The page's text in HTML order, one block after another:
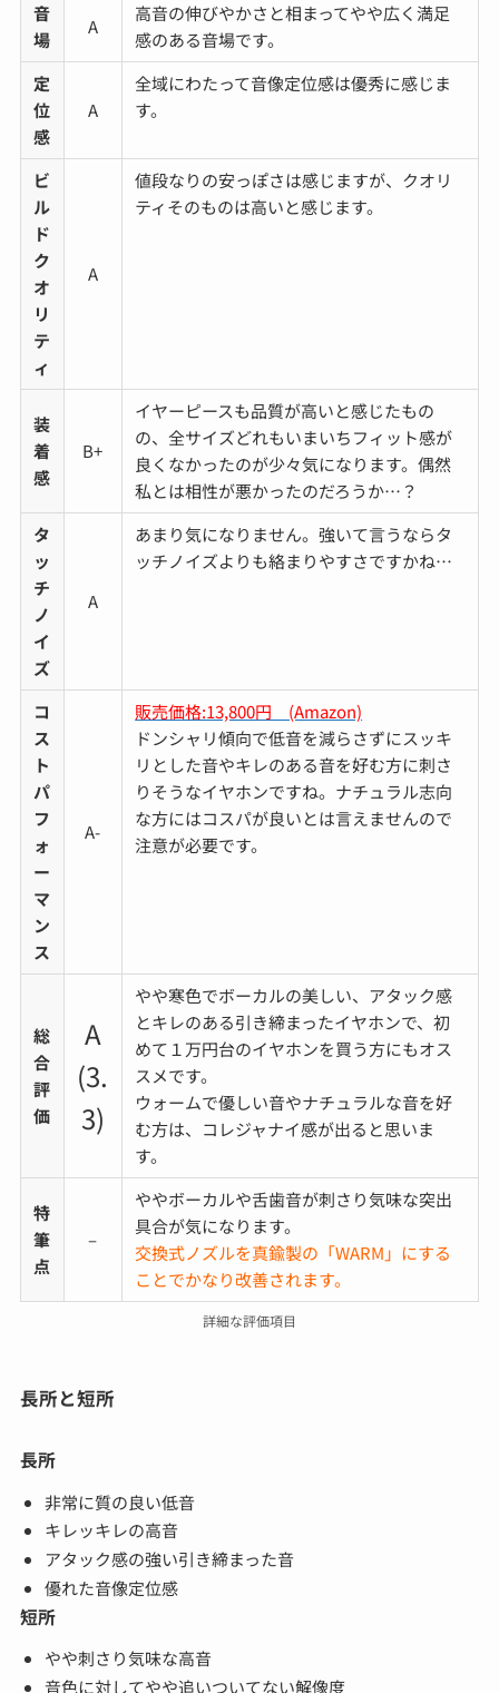
音
場
A
高音の伸びやかさと相まってやや広く満足
感のある音場です。
定
位
感
A
全域にわたって音像定位感は優秀に感じま
す。
ビ
ル
ド
ク
オ
リ
テ
ィ
A
値段なりの安っぽさは感じますが、クオリ
ティそのものは高いと感じます。
装
着
感
B+
イヤーピースも品質が高いと感じたもの
の、全サイズどれもいまいちフィット感が
良くなかったのが少々気になります。偶然
私とは相性が悪かったのだろうか…？
タ
ッ
チ
ノ
イ
ズ
A
あまり気になりません。強いて言うならタ
ッチノイズよりも絡まりやすさですかね…
コ
ス
ト
パ
フ
ォ
ー
マ
ン
ス
A-
販売価格:13,800円 (Amazon)
ドンシャリ傾向で低音を減らさずにスッキ
リとした音やキレのある音を好む方に刺さ
りそうなイヤホンですね。 ナチュラル志向
な方にはコスパが良いとは言えませんので
注意が必要です。
総
合
評
価
A
(3.
3)
やや寒色でボーカルの美しい、アタック感
とキレのある引き締まったイヤホンで、初
めて１万円台のイヤホンを買う方にもオス
スメです。
ウォームで優しい音やナチュラルな音を好
む方は、コレジャナイ感が出ると思いま
す。
特
筆
点
–
ややボーカルや舌歯音が刺さり気味な突出
具合が気になります。
交換式ノズルを真鍮製の「WARM」にする
ことでかなり改善されます。
詳細な評価項目
長所と短所
長所
非常に質の良い低音
キレッキレの高音
アタック感の強い引き締まった音
優れた音像定位感
短所
やや刺さり気味な高音
音色に対してやや追いついてない解像度